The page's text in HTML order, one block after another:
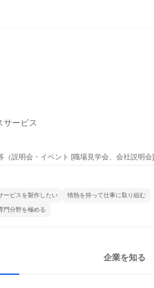
サービス
説明会・イベント [職場見学会、会社説明会
ービスを製作したい 情熱を持って仕事に取り組む
門分野を極める
企業を知る